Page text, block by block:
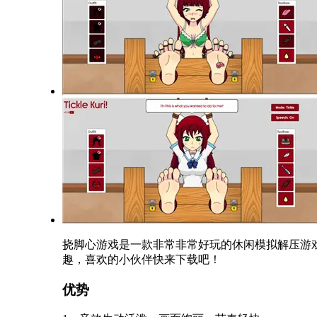
挠脚心游戏是一款非常非常好玩的休闲模拟解压
趣，喜欢的小伙伴快来下载吧！
优势